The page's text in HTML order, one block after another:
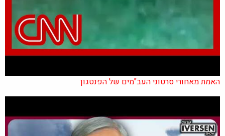
האמת מאחורי סרטוני העב"מים של הפנטגון